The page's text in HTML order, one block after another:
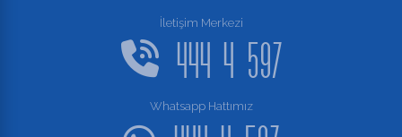
İletişim Merkezi
444 4 597
Whatsapp Hattımız